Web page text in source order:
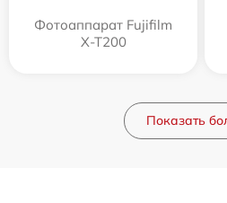
Фотоаппарат Fujifilm
X-T200
Показать